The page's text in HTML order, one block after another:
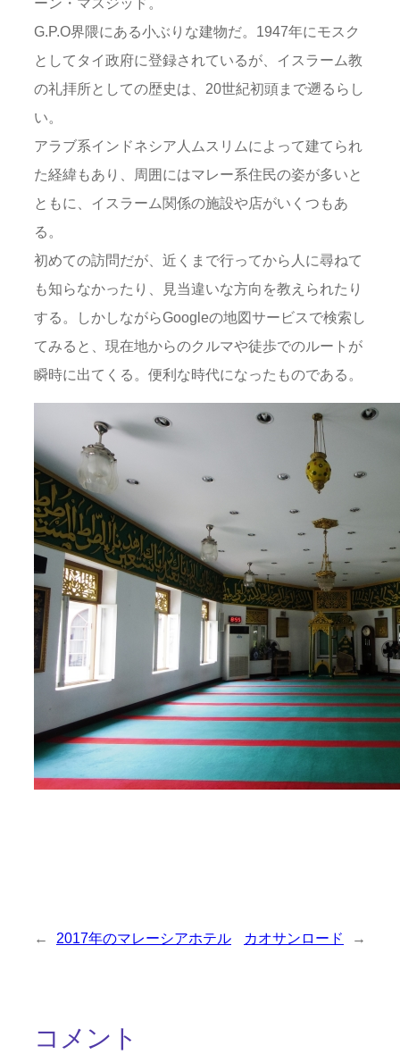
G.P.O界隈にある小ぶりな建物だ。1947年にモスク
としてタイ政府に登録されているが、イスラーム教
の礼拝所としての歴史は、20世紀初頭まで遡るらし
い。
アラブ系インドネシア人ムスリムによって建てられ
た経緯もあり、周囲にはマレー系住民の姿が多いと
ともに、イスラーム関係の施設や店がいくつもあ
る。
初めての訪問だが、近くまで行ってから人に尋ねて
も知らなかったり、見当違いな方向を教えられたり
する。しかしながらGoogleの地図サービスで検索し
てみると、現在地からのクルマや徒歩でのルートが
瞬時に出てくる。便利な時代になったものである。
← 2017年のマレーシアホテル カオサンロード →
コメント